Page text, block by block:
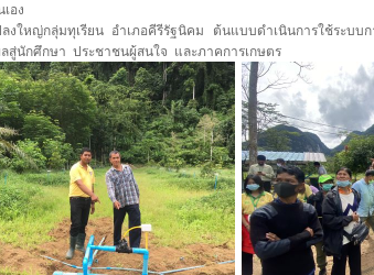
อง
งใหญ่กลุ่มทุเรียน อำเภอคีรีรัฐนิคม ต้นแบบดำเนินการใช้ระบบ
สู่นักศึกษา ประชาชนผู้สนใจ และภาคการเกษตร